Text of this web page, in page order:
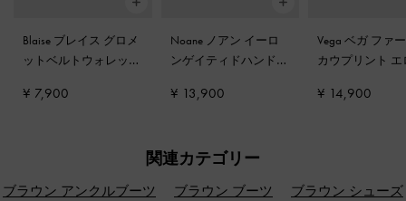
Blaise ブレイス グロメ
ットベルトウォレット
ヒー
¥ 7,900
Noane ノアン イーロ
ンゲイティドハンドル
インベリーレッド
¥ 13,900
Vega ベガ ファ
カウプリント エ
グバッグ-
¥ 14,900
関連カテゴリー
ブラウン アンクルブーツ ブラウン ブーツ
ブラウン シューズ